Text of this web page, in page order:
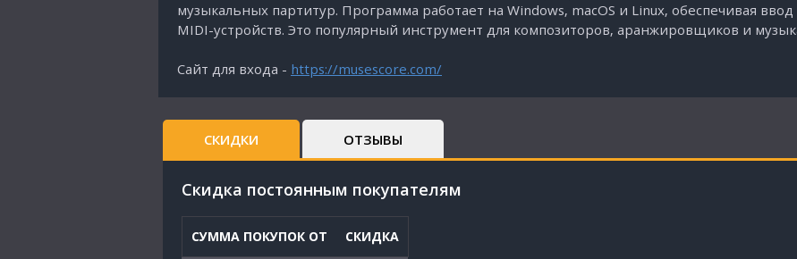
музыкальных партитур. Программа работает на Windows, macOS и Linux, обеспечивая
MIDI-устройств. Это популярный инструмент для композиторов, аранжировщиков и
Сайт для входа - https://musescore.com/
СКИДКИ ОТЗЫВЫ
Cкидка постоянным покупателям
СУММА ПОКУПОК ОТ СКИДКА